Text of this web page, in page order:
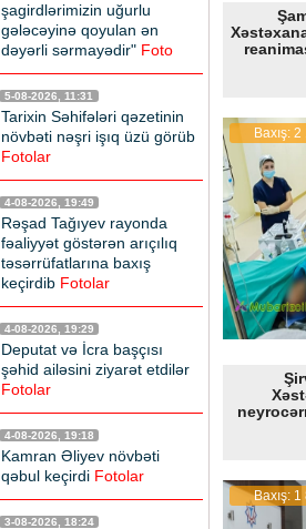
şagirdlərimizin uğurlu
gələcəyinə qoyulan ən
dəyərli sərmayədir" Foto
5-08-2026, 11:31
Tarixin Səhifələri qəzetinin
növbəti nəşri işıq üzü görüb
Fotolar
4-08-2026, 19:49
Rəşad Tağıyev rayonda
fəaliyyət göstərən arıçılıq
təsərrüfatlarına baxış
keçirdib Fotolar
4-08-2026, 19:29
Deputat və İcra başçısı
şəhid ailəsini ziyarət etdilər
Fotolar
4-08-2026, 19:18
Kamran Əliyev növbəti
qəbul keçirdi Fotolar
3-08-2026, 18:24
Baxış: 2
Baxış: 1